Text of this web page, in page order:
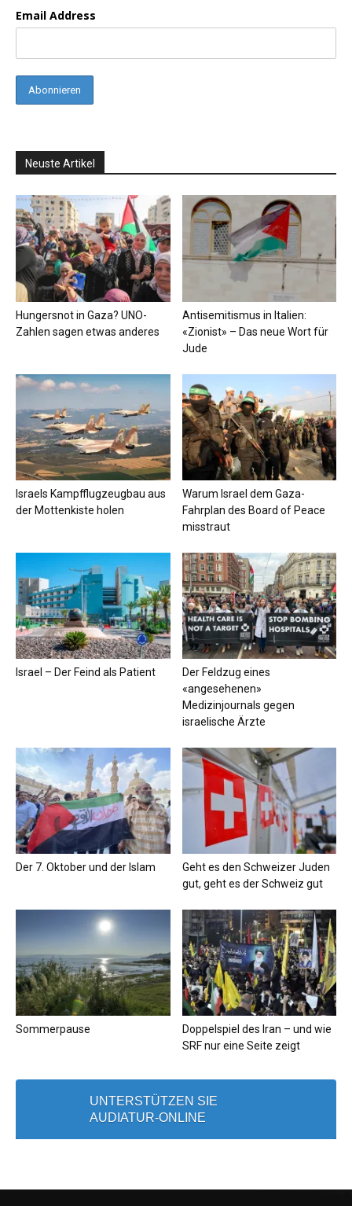
Email Address
Neuste Artikel
Hungersnot in Gaza? UNO-
Zahlen sagen etwas anderes
Antisemitismus in Italien:
«Zionist» – Das neue Wort für
Jude
Israels Kampfflugzeugbau aus
der Mottenkiste holen
Warum Israel dem Gaza-
Fahrplan des Board of Peace
misstraut
Israel – Der Feind als Patient
Der Feldzug eines
«angesehenen»
Medizinjournals gegen
israelische Ärzte
Der 7. Oktober und der Islam
Geht es den Schweizer Juden
gut, geht es der Schweiz gut
Sommerpause
Doppelspiel des Iran – und wie
SRF nur eine Seite zeigt
UNTERSTÜTZEN SIE
AUDIATUR-ONLINE